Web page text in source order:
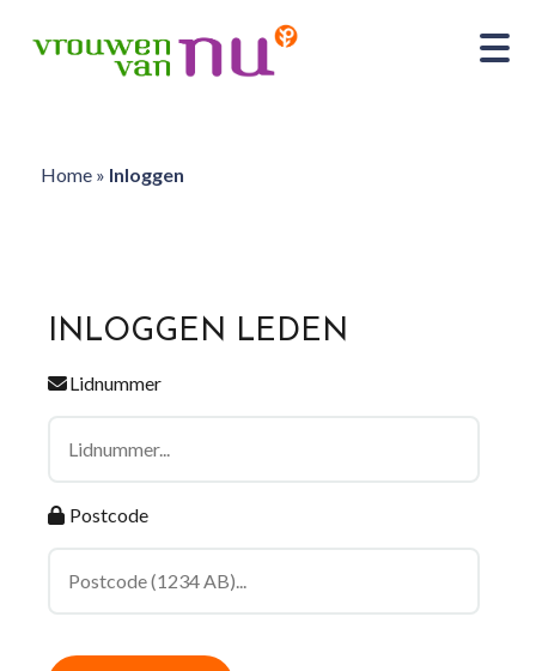
Home» Inloggen
INLOGGEN LEDEN
Lidnummer
Postcode